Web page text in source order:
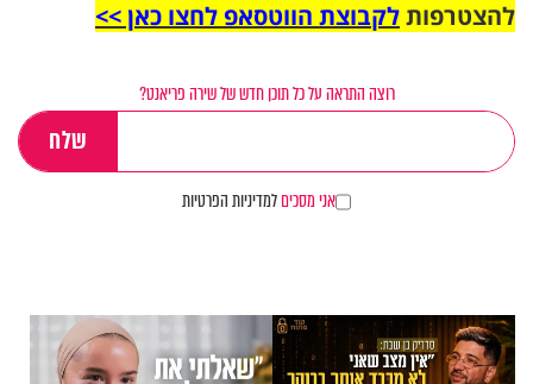
להצטרפותלקבוצת הווטסאפ לחצו כאן >>
רוצה התראה על כל תוכן חדש של שירה פריאנט?
אני מסכיםלמדיניות הפרטיות